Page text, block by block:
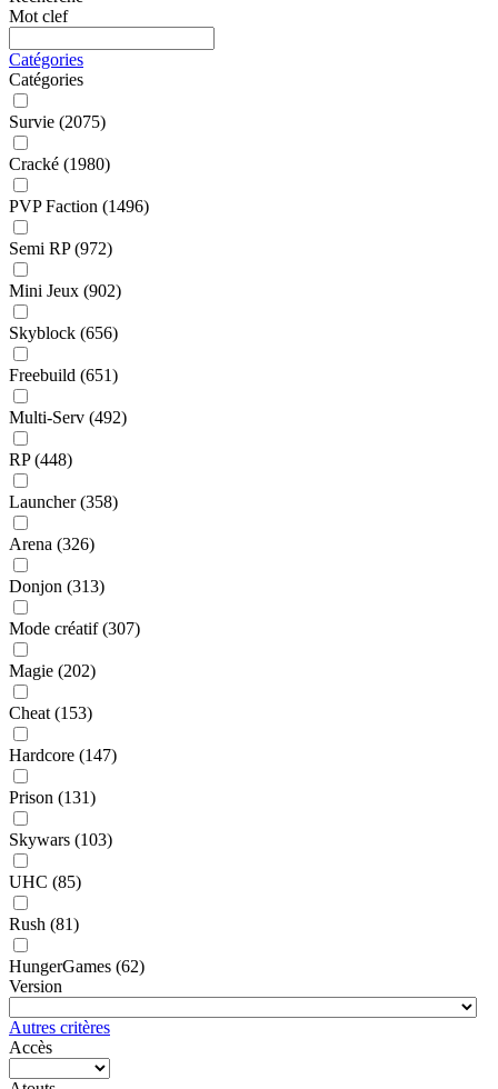
Mot clef
Catégories
Catégories
Survie (2075)
Cracké (1980)
PVP Faction (1496)
Semi RP(972)
Mini Jeux (902)
Skyblock (656)
Freebuild (651)
Multi-Serv (492)
RP(448)
Launcher(358)
Arena (326)
Donjon (313)
Mode créatif(307)
Magie (202)
Cheat (153)
Hardcore (147)
Prison (131)
Skywars (103)
UHC (85)
Rush (81)
HungerGames (62)
Version
Autres critères
Accès